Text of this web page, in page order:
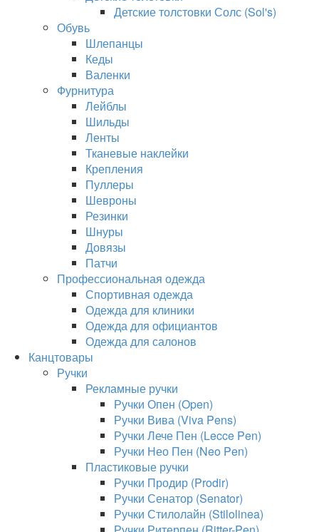
Детские толстовки Солс (Sol's)
Обувь
Шлепанцы
Кеды
Валенки
Фурнитура
Лейблы
Шильды
Ленты
Тканевые наклейки
Крепления
Пуллеры
Шевроны
Резинки
Шнуры
Довязы
Патчи
Профессиональная одежда
Спортивная одежда
Одежда для клиники
Одежда для официантов
Одежда для салонов
Канцтовары
Ручки
Рекламные ручки
Ручки Опен (Open)
Ручки Вива (Viva Pens)
Ручки Лече Пен (Lecce Pen)
Ручки Нео Пен (Neo Pen)
Пластиковые ручки
Ручки Продир (Prodir)
Ручки Сенатор (Senator)
Ручки Стилолайн (Stilolinea)